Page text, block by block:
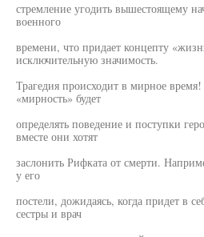
стремление угодить вышестоящему
военного
времени, что придает концепту
исключительную значимость.
Трагедия происходит в мирное
«мирность» будет
определять поведение и поступки
вместе они хотят
заслонить Рифката от смерти.
у его
постели, дожидаясь, когда придет в
сестры и врач